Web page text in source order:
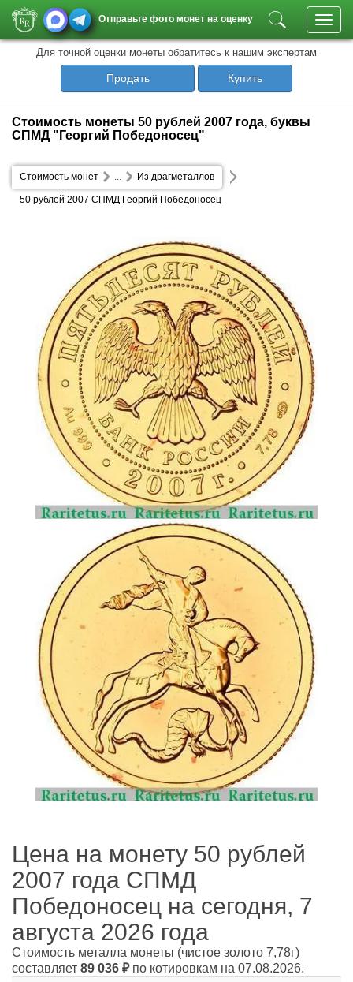
Отправьте фото монет на оценку
Для точной оценки монеты обратитесь к нашим экспертам
Продать Купить
Стоимость монеты 50 рублей 2007 года, буквы
СПМД "Георгий Победоносец"
Стоимость монет Из драгметаллов
...
50 рублей 2007 СПМД Георгий Победоносец
Цена на монету 50 рублей
2007 года СПМД
Победоносец на сегодня, 7
августа 2026 года
Стоимость металла монеты (чистое золото 7,78г)
составляет 89 036 ₽по котировкам на 07.08.2026.